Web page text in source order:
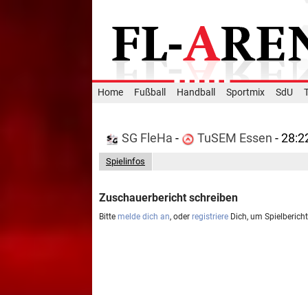
Home Fußball Handball Sportmix SdU
SG FleHa - TuSEM Essen -
Spielinfos
Zuschauerbericht schreiben
Bitte melde dich an, oder registriere Dich, um